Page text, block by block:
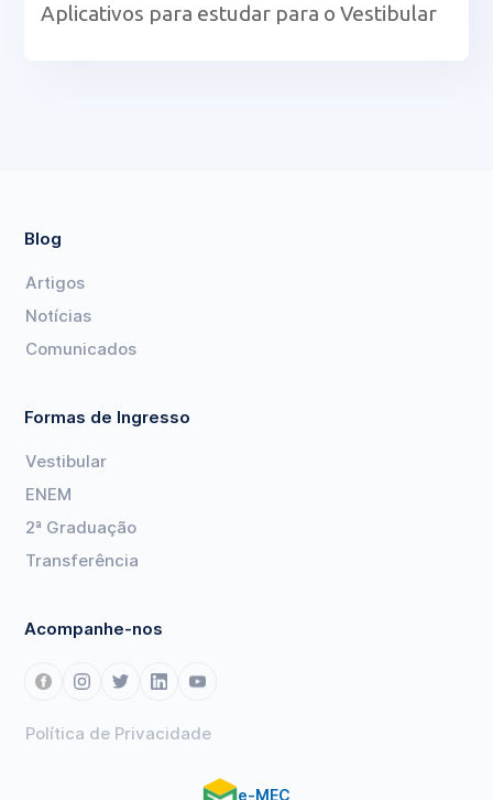
Aplicativos para estudar para o Vestibular
Blog
Artigos
Notícias
Comunicados
Formas de Ingresso
Vestibular
ENEM
2ª Graduação
Transferência
Acompanhe-nos
Política de Privacidade
e-MEC